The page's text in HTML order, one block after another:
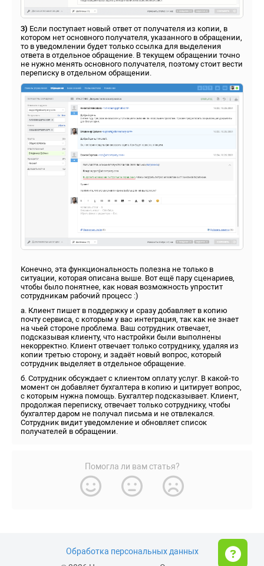
3) Если поступает новый ответ от получателя из копии, в
котором нет основного получателя, указанного в обращении,
то в уведомлении будет только ссылка для выделения
ответа в отдельное обращение. В текущем обращении точно
не нужно менять основного получателя, поэтому стоит вести
переписку в отдельном обращении.
Конечно, эта функциональность полезна не только в
ситуации, которая описана выше. Вот ещё пару сценариев,
чтобы было понятнее, как новая возможность упростит
сотрудникам рабочий процесс :)
а. Клиент пишет в поддержку и сразу добавляет в копию
почту сервиса, с которым у вас интеграция, так как не знает
на чьей стороне проблема. Ваш сотрудник отвечает,
подсказывая клиенту, что настройки были выполнены
некорректно. Клиент отвечает только сотруднику, удаляя из
копии третью сторону, и задаёт новый вопрос, который
сотрудник выделяет в отдельное обращение.
б. Сотрудник обсуждает с клиентом оплату услуг. В какой-то
момент он добавляет бухгалтера в копию и цитирует вопрос,
с которым нужна помощь. Бухгалтер подсказывает. Клиент,
продолжая переписку, отвечает только сотруднику, чтобы
бухгалтер даром не получал письма и не отвлекался.
Сотрудник видит уведомление и обновляет список
получателей в обращении.
Помогла ли вам статья?
Обработка персональных данных